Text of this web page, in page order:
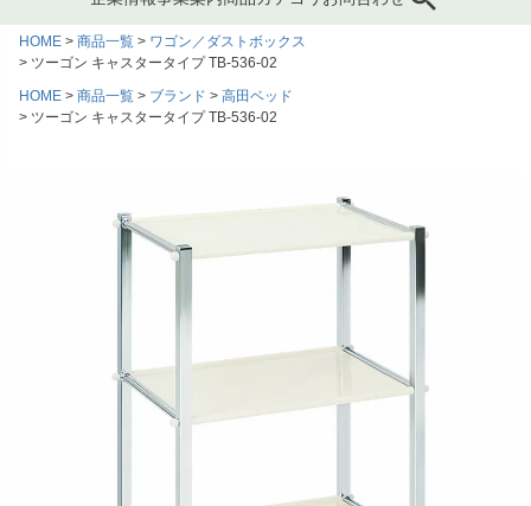
会社概要
MAP
サプライ事業
コンサルティング
ブランド 鍼灸鍼・鍼用品
ピンセット／ハサミ・ギ
ブス剪刀
もぐさ・温灸用品／電子
温灸器
キャスト材・スプリント
支持・固定用品
HOME 商品一覧
ワゴン／ダストボックス
ツーゴン キャスタータイプ TB-536-02
HOME
商品一覧 ブランド
高田ベッド
ツーゴン キャスタータイプ TB-536-02